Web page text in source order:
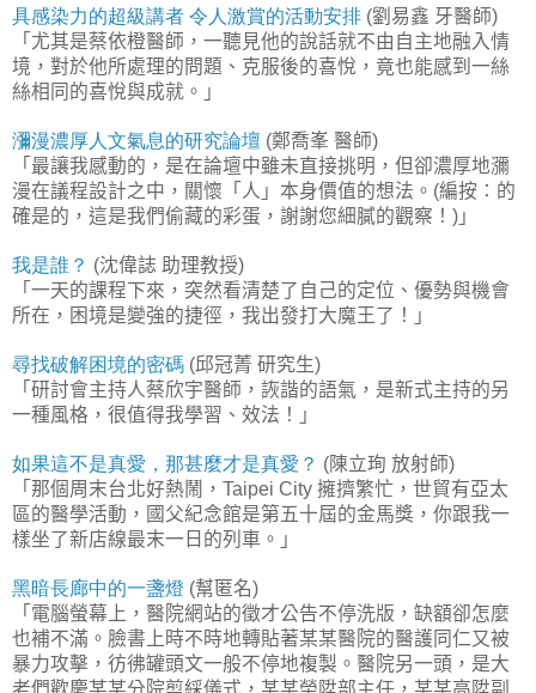
具感染力的超級講者令人激賞的活動安排 (劉易鑫 牙醫師)
「尤其是蔡依橙醫師，一聽見他的說話就不由自主地融入情
境，對於他所處理的問題、克服後的喜悅，竟也能感到一絲
絲相同的喜悅與成就。」
瀰漫濃厚人文氣息的研究論壇 (鄭喬峯 醫師)
「最讓我感動的，是在論壇中雖未直接挑明，但卻濃厚地瀰
漫在議程設計之中，關懷「人」本身價值的想法。 (編按：的
確是的，這是我們偷藏的彩蛋，謝謝您細膩的觀察！ ) 」
我是誰？ (沈偉誌 助理教授)
「一天的課程下來，突然看清楚了自己的定位、優勢與機會
所在，困境是變強的捷徑，我出發打大魔王了！」
尋找破解困境的密碼 (邱冠菁 研究生)
「研討會主持人蔡欣宇醫師，詼諧的語氣，是新式主持的另
一種風格，很值得我學習、效法！」
如果這不是真愛，那甚麼才是真愛？ (陳立珣 放射師)
「那個周末台北好熱鬧， Taipei City 擁擠繁忙，世貿有亞太
區的醫學活動，國父紀念館是第五十屆的金馬獎，你跟我一
樣坐了新店線最末一日的列車。」
黑暗長廊中的一盞燈 (幫匿名)
「電腦螢幕上，醫院網站的徵才公告不停洗版，缺額卻怎麼
也補不滿。臉書上時不時地轉貼著某某醫院的醫護同仁又被
暴力攻擊，彷彿罐頭文一般不停地複製。醫院另一頭，是大